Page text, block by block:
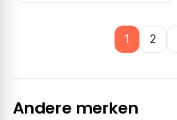
1 2
Andere merken